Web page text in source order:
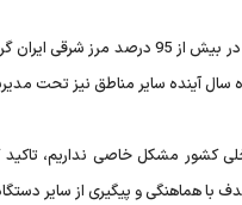
رحمانی فضلی تاکید کرد: امکان تردد اشرار
سال آینده سایر مناطق نیز تحت
کشور مشکل خاصی نداریم،
با هماهنگی و پیگیری از سایر